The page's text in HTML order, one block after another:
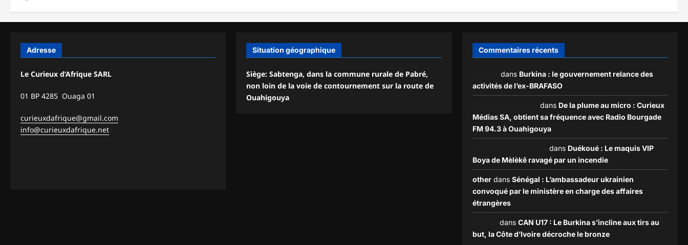
Adresse
Le Curieux d’Afrique SARL
01 BP 4285 Ouaga 01
curieuxdafrique@gmail.com
info@curieuxdafrique.net
Situation géographique
Siège: Sabtenga, dans la commune rurale de Pabré,
non loin de la voie de contournement sur la route de
Ouahigouya
Commentaires récents
dans Burkina : le gouvernement relance des
activités de l’ex-BRAFASO
dans De la plume au micro : Curieux
Médias SA, obtient sa fréquence avec Radio Bourgade
FM 94.3 à Ouahigouya
dans Duékoué : Le maquis VIP
Boya de Mèlèkê ravagé par un incendie
otherdans Sénégal : L’ambassadeur ukrainien
convoqué par le ministère en charge des affaires
étrangères
dans CAN U17 : Le Burkina s’incline aux tirs au
but, la Côte d’Ivoire décroche le bronze